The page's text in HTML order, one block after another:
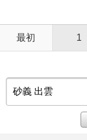
最初 1